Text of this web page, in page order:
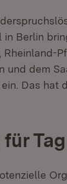
Berlin
und dem
Das hat
Tag